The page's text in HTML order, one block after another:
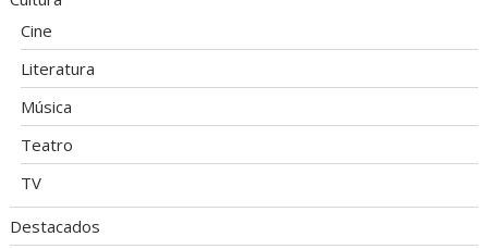
Cine
Literatura
Música
Teatro
TV
Destacados